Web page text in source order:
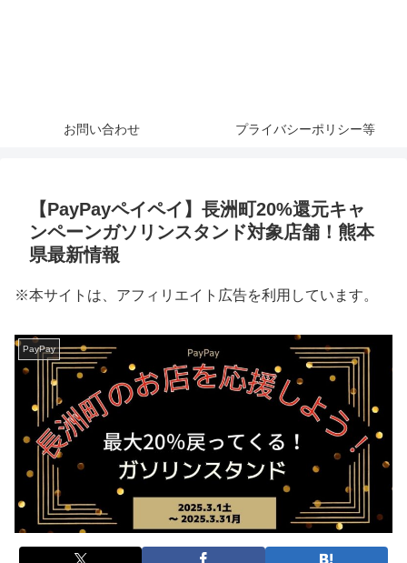
お問い合わせ プライバシーポリシー等
【PayPayペイペイ】長洲町20%還元キャ
ンペーンガソリンスタンド対象店舗！熊本
県最新情報
※本サイトは、アフィリエイト広告を利用しています。
PayPay